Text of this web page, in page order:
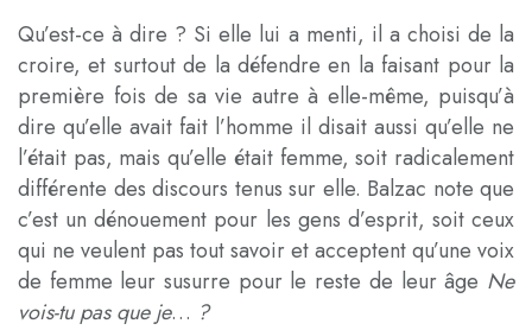
Qu’est-ce à dire ? Si elle lui a menti, il a choisi de la
croire, et surtout de la défendre en la faisant pour la
première fois de sa vie autre à elle-même, puisqu’à
dire qu’elle avait fait l’homme il disait aussi qu’elle ne
l’était pas, mais qu’elle était femme, soit radicalement
différente des discours tenus sur elle. Balzac note que
c’est un dénouement pour les gens d’esprit, soit ceux
qui ne veulent pas tout savoir et acceptent qu’une voix
de femme leur susurre pour le reste de leur âge Ne
vois-tu pas que je… ?